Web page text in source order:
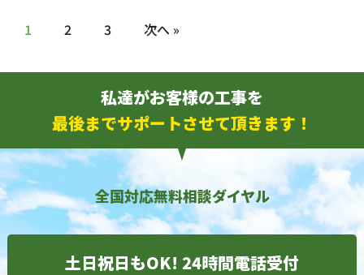
1 2 3 次へ »
私達がお客様の工事を
最後までサポートさせて頂きます！
全国対応無料相談ダイヤル
土日祝日もOK! 24時間電話受付